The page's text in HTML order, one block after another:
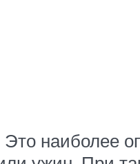
Это наиболее